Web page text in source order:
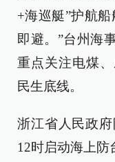
+海巡艇”护航
即避。”台州海
重点关注电煤
民生底线。
浙江省人民政
12时启动海上防